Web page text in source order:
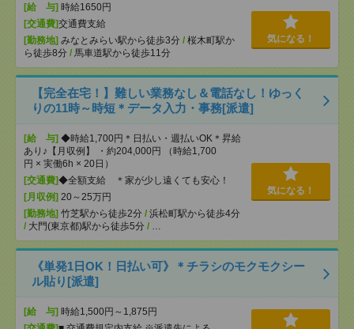
[給 与] 時給1650円
[交通費]交通費支給
[勤務地] みなとみらい駅から徒歩3分 / 桜木町駅か
ら徒歩8分 / 馬車道駅から徒歩11分
気になる！
【完全在宅！】難しい業務なし＆電話なし！ゆっく
りの11時～時短＊データ入力・事務[派遣]
[給 与] ◆時給1,700円＊日払い・週払いOK＊昇給
あり♪【月収例】 ・約204,000円 （時給1,700
円 × 実働6h × 20日）
[交通費]◆全額支給 ＊家が少し遠くても安心！
[月収例] 20～25万円
[勤務地] 竹芝駅から徒歩2分 / 浜松町駅から徒歩4分
/ 大門(東京都)駅から徒歩5分 / …
気になる！
《単発1日OK！日払い可》＊チラシのモクモクシー
ル貼り[派遣]
[給 与] 時給1,500円～1,875円